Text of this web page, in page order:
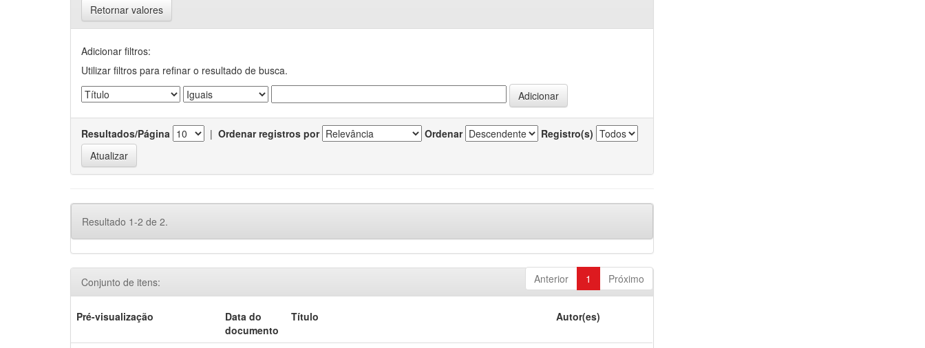
Retornar valores
Adicionar filtros:
Utilizar filtros para refinar o resultado de busca.
Resultados/Página | Ordenar registros por Ordenar Registro(s)
Resultado 1-2 de 2.
Anterior 1 Próximo
Conjunto de itens:
Pré-visualização
Data do
documento
Título Autor(es)